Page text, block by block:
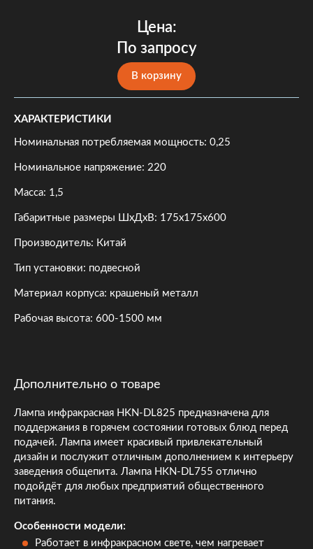
Цена:
По запросу
В корзину
ХАРАКТЕРИСТИКИ
Номинальная потребляемая мощность: 0,25
Номинальное напряжение: 220
Масса: 1,5
Габаритные размеры ШхДхВ: 175x175x600
Производитель: Китай
Тип установки: подвесной
Материал корпуса: крашеный металл
Рабочая высота: 600-1500 мм
Дополнительно о товаре
Лампа инфракрасная HKN-DL825 предназначена для
поддержания в горячем состоянии готовых блюд перед
подачей. Лампа имеет красивый привлекательный
дизайн и послужит отличным дополнением к интерьеру
заведения общепита. Лампа HKN-DL755 отлично
подойдёт для любых предприятий общественного
питания.
Особенности модели:
Работает в инфракрасном свете, чем нагревает